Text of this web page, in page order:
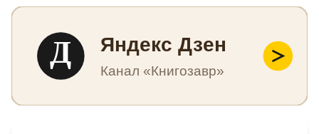
Д Яндекс Дзен
Канал «Книгозавр»